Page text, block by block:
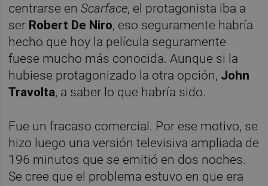
centrarse enScarface, el protagonista iba a
ser Robert De Niro, eso seguramente habría
hecho que hoy la película seguramente
fuese mucho más conocida. Aunque si la
hubiese protagonizado la otra opción, John
Travolta, a saber lo que habría sido.
Fue un fracaso comercial. Por ese motivo, se
hizo luego una versión televisiva ampliada de
196 minutos que se emitió en dos noches.
Se cree que el problema estuvo en que era